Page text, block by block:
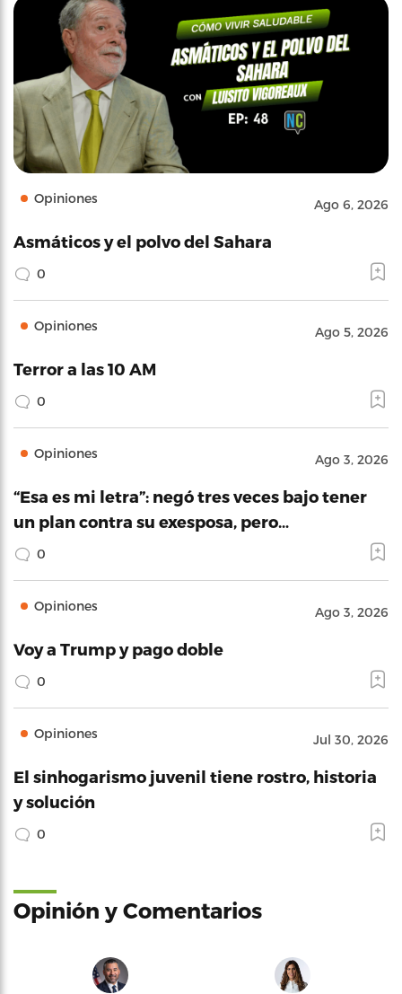
Opiniones Ago 6, 2026
Asmáticos y el polvo del Sahara
0
Opiniones Ago 5, 2026
Terror a las 10 AM
0
Opiniones Ago 3, 2026
“Esa es mi letra”: negó tres veces bajo tener
un plan contra su exesposa, pero…
0
Opiniones Ago 3, 2026
Voy a Trump y pago doble
0
Opiniones Jul 30, 2026
El sinhogarismo juvenil tiene rostro, historia
y solución
0
Opinión y Comentarios